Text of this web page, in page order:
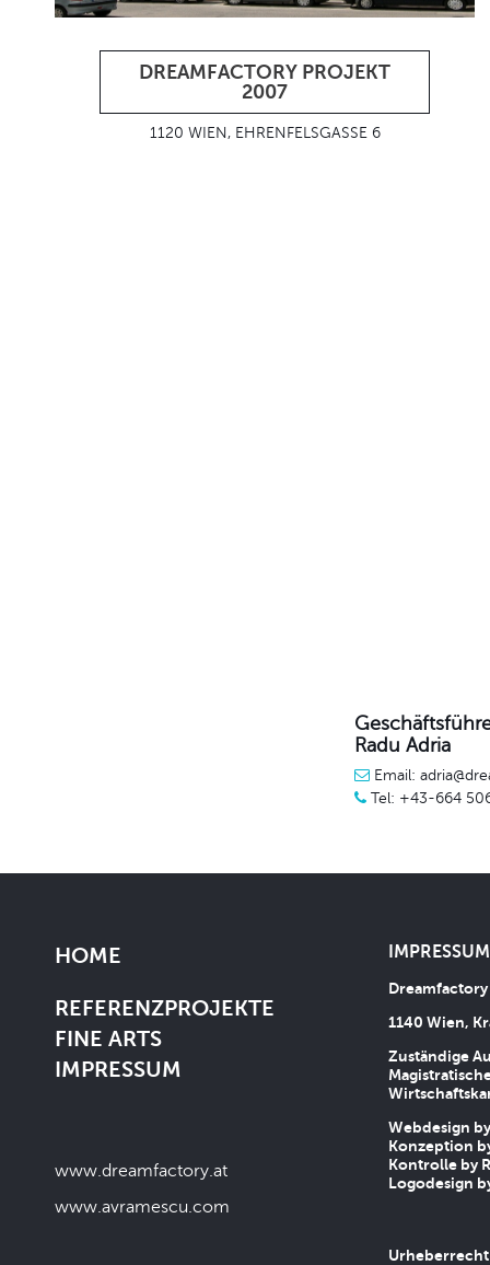
DREAMFACTORY PROJEKT
2007
1120 WIEN, EHRENFELSGASSE 6
Radu Adria
Email:
Tel: +43-664
HOME
REFERENZPROJEKTE
FINE ARTS
IMPRESSUM
www.dreamfactory.at
www.avramescu.com
1140 Wien,
Zuständige
Webdesign
Konzeption
Kontrolle by
Logodesign
Urheberrecht